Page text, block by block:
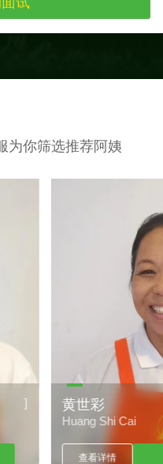
为你筛选推荐阿姨
黄世彩
Huang Shi Cai
查看详情